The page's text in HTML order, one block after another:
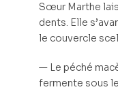
Sœur Marthe
dents. Elle
le couvercle
— Le péché
fermente sous